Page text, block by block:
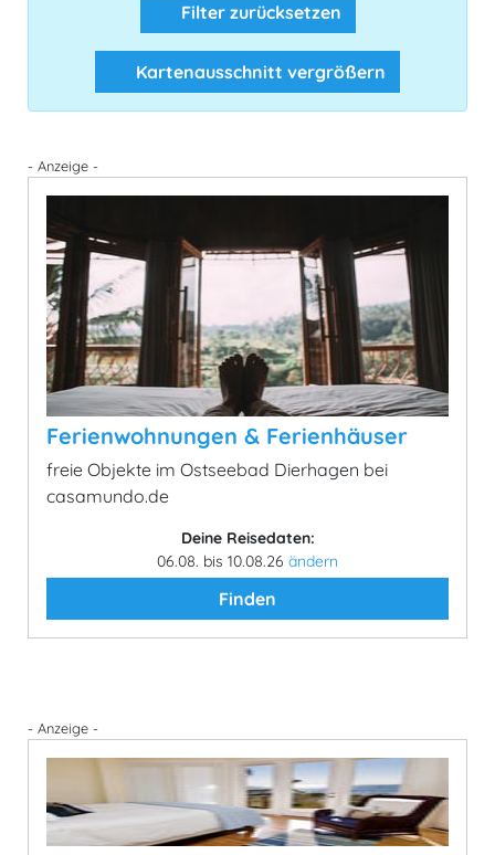
Filter zurücksetzen
Kartenausschnitt vergrößern
- Anzeige -
Ferienwohnungen & Ferienhäuser
freie Objekte im Ostseebad Dierhagen bei
casamundo.de
Deine Reisedaten:
06.08. bis 10.08.26 ändern
Finden
- Anzeige -